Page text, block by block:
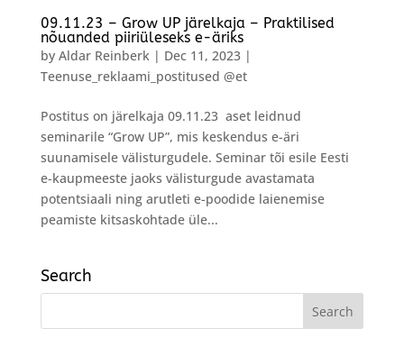
09.11.23 – Grow UP järelkaja – Praktilised
nõuanded piiriüleseks e-äriks
by Aldar Reinberk| Dec 11, 2023|
Teenuse_reklaami_postitused @et
Postitus on järelkaja 09.11.23 aset leidnud
seminarile “Grow UP”, mis keskendus e-äri
suunamisele välisturgudele. Seminar tõi esile Eesti
e-kaupmeeste jaoks välisturgude avastamata
potentsiaali ning arutleti e-poodide laienemise
peamiste kitsaskohtade üle...
Search